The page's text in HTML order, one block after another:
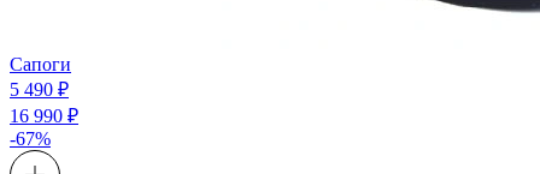
Сапоги
5 490 ₽
16 990 ₽
-67%